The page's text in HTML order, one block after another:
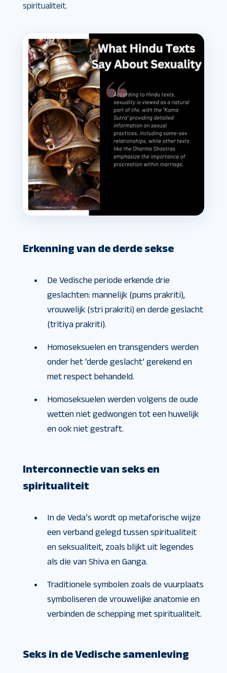
spiritualiteit.
Erkenning van de derde sekse
De Vedische periode erkende drie
geslachten: mannelijk (pums prakriti),
vrouwelijk (stri prakriti) en derde geslacht
(tritiya prakriti).
Homoseksuelen en transgenders werden
onder het ‘derde geslacht’ gerekend en
met respect behandeld.
Homoseksuelen werden volgens de oude
wetten niet gedwongen tot een huwelijk
en ook niet gestraft.
Interconnectie van seks en
spiritualiteit
In de Veda’s wordt op metaforische wijze
een verband gelegd tussen spiritualiteit
en seksualiteit, zoals blijkt uit legendes
als die van Shiva en Ganga.
Traditionele symbolen zoals de vuurplaats
symboliseren de vrouwelijke anatomie en
verbinden de schepping met spiritualiteit.
Seks in de Vedische samenleving